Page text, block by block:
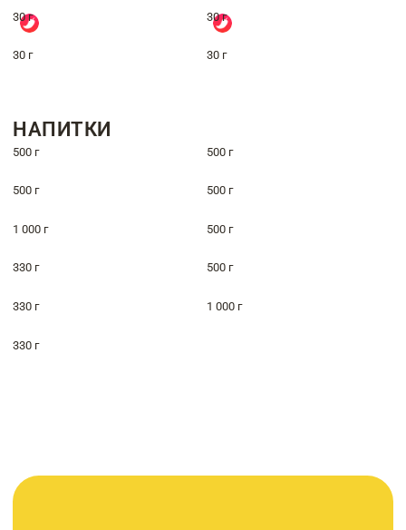
30 г 30 г
30 г 30 г
НАПИТКИ
500 г 500 г
500 г 500 г
1 000 г 500 г
330 г 500 г
330 г 1 000 г
330 г